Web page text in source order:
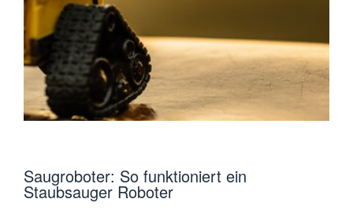
Saugroboter: So funktioniert ein
Staubsauger Roboter